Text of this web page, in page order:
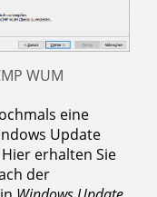
WUM
eine
Update
erhalten Sie
der